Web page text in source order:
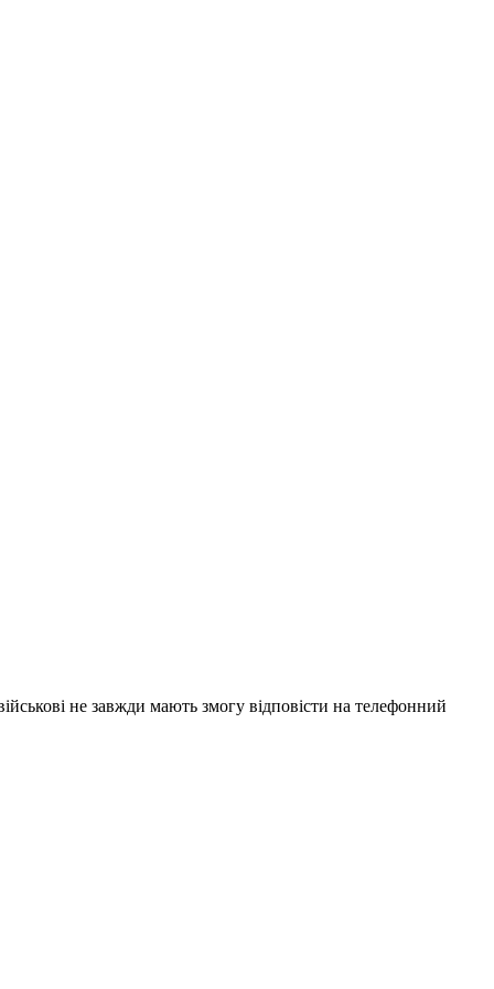
не завжди мають змогу відповісти на телефонний